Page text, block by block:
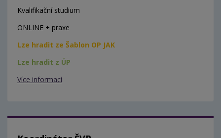
Kvalifikační studium
ONLINE + praxe
Lze hradit ze Šablon OP JAK
Lze hradit z ÚP
Více informací